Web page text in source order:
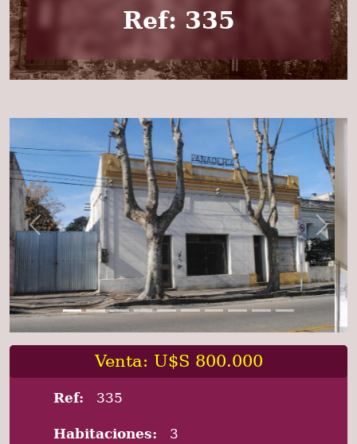
Ref: 335
Previous Next
Venta: U$S 800.000
Ref: 335
Habitaciones: 3